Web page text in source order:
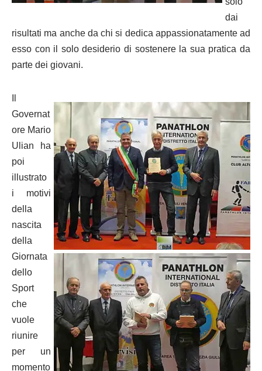
dai
risultati ma anche da chi si dedica appassionatamente ad
esso con il solo desiderio di sostenere la sua pratica da
parte dei giovani.
Governat
ore Mario
Ulian ha
poi
illustrato
i motivi
della
nascita
della
Giornata
dello
Sport
che
vuole
riunire
per un
momento